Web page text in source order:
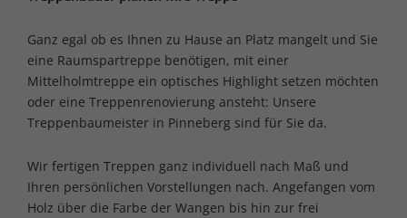
Ganz egal ob es Ihnen zu Hause an Platz mangelt und Sie
eine Raumspartreppe benötigen, mit einer
Mittelholmtreppe ein optisches Highlight setzen möchten
oder eine Treppenrenovierung ansteht: Unsere
Treppenbaumeister in Pinneberg sind für Sie da.
Wir fertigen Treppen ganz individuell nach Maß und
Ihren persönlichen Vorstellungen nach. Angefangen vom
Holz über die Farbe der Wangen bis hin zur frei